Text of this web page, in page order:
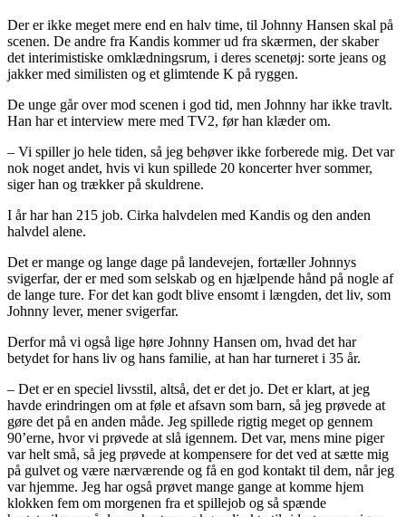
Der er ikke meget mere end en halv time, til Johnny Hansen skal på
scenen. De andre fra Kandis kommer ud fra skærmen, der skaber
det interimistiske omklædningsrum, i deres scenetøj: sorte jeans og
jakker med similisten og et glimtende K på ryggen.
De unge går over mod scenen i god tid, men Johnny har ikke travlt.
Han har et interview mere med TV2, før han klæder om.
– Vi spiller jo hele tiden, så jeg behøver ikke forberede mig. Det var
nok noget andet, hvis vi kun spillede 20 koncerter hver sommer,
siger han og trækker på skuldrene.
I år har han 215 job. Cirka halvdelen med Kandis og den anden
halvdel alene.
Det er mange og lange dage på landevejen, fortæller Johnnys
svigerfar, der er med som selskab og en hjælpende hånd på nogle af
de lange ture. For det kan godt blive ensomt i længden, det liv, som
Johnny lever, mener svigerfar.
Derfor må vi også lige høre Johnny Hansen om, hvad det har
betydet for hans liv og hans familie, at han har turneret i 35 år.
– Det er en speciel livsstil, altså, det er det jo. Det er klart, at jeg
havde erindringen om at føle et afsavn som barn, så jeg prøvede at
gøre det på en anden måde. Jeg spillede rigtig meget op gennem
90’erne, hvor vi prøvede at slå igennem. Det var, mens mine piger
var helt små, så jeg prøvede at kompensere for det ved at sætte mig
på gulvet og være nærværende og få en god kontakt til dem, når jeg
var hjemme. Jeg har også prøvet mange gange at komme hjem
klokken fem om morgenen fra et spillejob og så spænde